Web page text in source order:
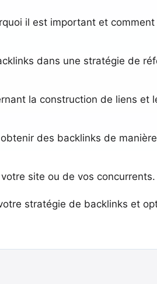
il est important et
dans une stratégie de
la construction de liens et
des backlinks de
site ou de vos concurrents.
stratégie de backlinks et